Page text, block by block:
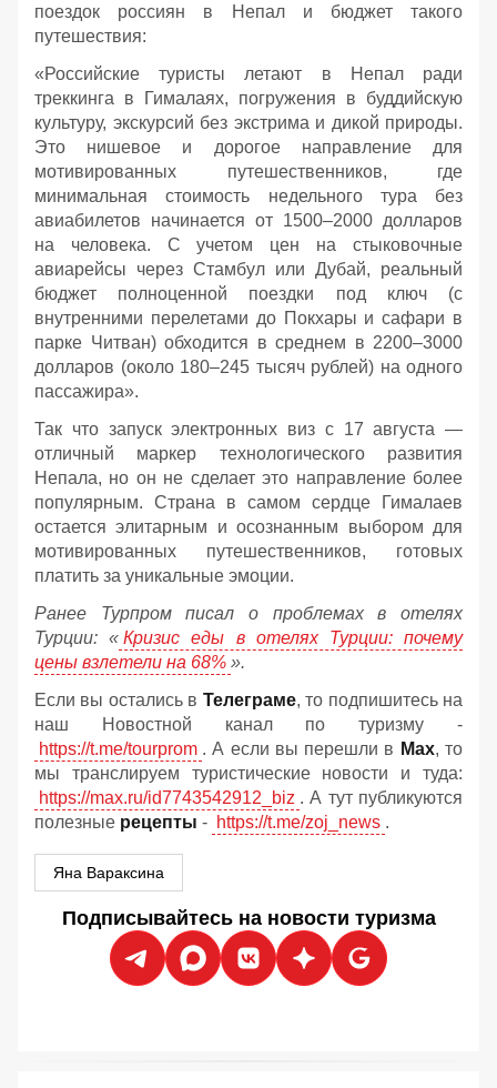
поездок россиян в Непал и бюджет такого
путешествия:
«Российские туристы летают в Непал ради
треккинга в Гималаях, погружения в буддийскую
культуру, экскурсий без экстрима и дикой природы.
Это нишевое и дорогое направление для
мотивированных путешественников, где
минимальная стоимость недельного тура без
авиабилетов начинается от 1500–2000 долларов
на человека. С учетом цен на стыковочные
авиарейсы через Стамбул или Дубай, реальный
бюджет полноценной поездки под ключ (с
внутренними перелетами до Покхары и сафари в
парке Читван) обходится в среднем в 2200–3000
долларов (около 180–245 тысяч рублей) на одного
пассажира».
Так что запуск электронных виз с 17 августа —
отличный маркер технологического развития
Непала, но он не сделает это направление более
популярным. Страна в самом сердце Гималаев
остается элитарным и осознанным выбором для
мотивированных путешественников, готовых
платить за уникальные эмоции.
Ранее Турпром писал о проблемах в отелях
Турции: « Кризис еды в отелях Турции: почему
цены взлетели на 68% ».
Если вы остались в Телеграме, то подпишитесь на
наш Новостной канал по туризму -
https://t.me/tourprom . А если вы перешли в Мах, то
мы транслируем туристические новости и туда:
https://max.ru/id7743542912_biz . А тут публикуются
полезные рецепты - https://t.me/zoj_news .
Яна Вараксина
Подписывайтесь на новости туризма